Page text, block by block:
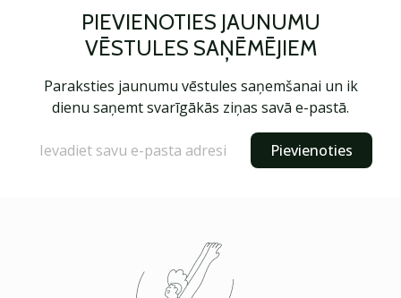
PIEVIENOTIES JAUNUMU
VĒSTULES SAŅĒMĒJIEM
Paraksties jaunumu vēstules saņemšanai un ik
dienu saņemt svarīgākās ziņas savā e-pastā.
Pievienoties